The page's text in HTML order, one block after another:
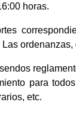
horas.
para
etc.